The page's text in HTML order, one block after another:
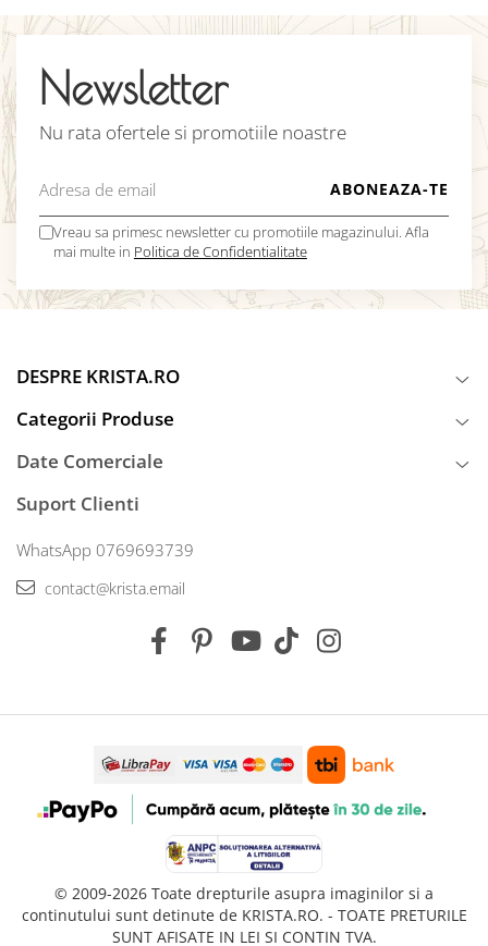
Newsletter
Nu rata ofertele si promotiile noastre
Vreau sa primesc newsletter cu promotiile magazinului. Afla
mai multe in Politica de Confidentialitate
DESPRE KRISTA.RO
Categorii Produse
Date Comerciale
Suport Clienti
WhatsApp 0769693739
contact@krista.email
© 2009-2026 Toate drepturile asupra imaginilor si a
continutului sunt detinute de KRISTA.RO. - TOATE PRETURILE
SUNT AFISATE IN LEI SI CONTIN TVA.